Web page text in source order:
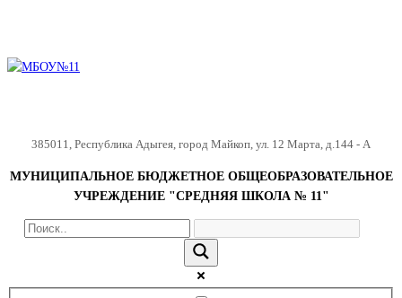
385011, Республика Адыгея, город Майкоп, ул. 12 Марта, д.144 - А
МУНИЦИПАЛЬНОЕ БЮДЖЕТНОЕ ОБЩЕОБРАЗОВАТЕЛЬНОЕ
УЧРЕЖДЕНИЕ "СРЕДНЯЯ ШКОЛА № 11"